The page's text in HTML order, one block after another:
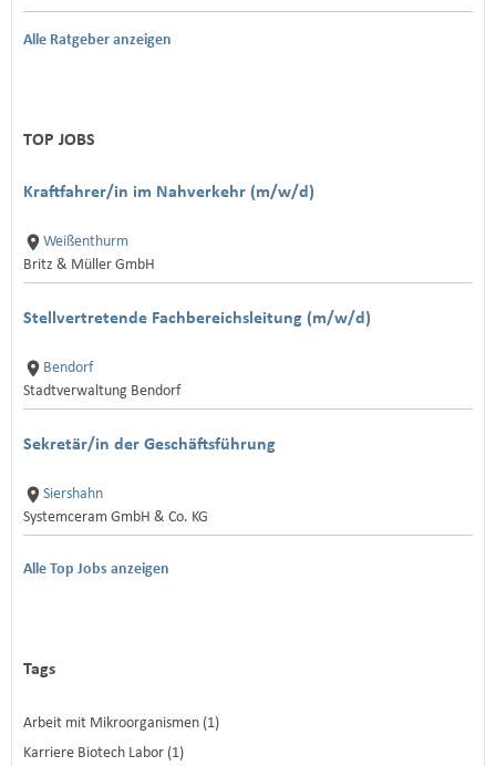
Alle Ratgeber anzeigen
TOP JOBS
Kraftfahrer/in im Nahverkehr (m/w/d)
Weißenthurm
Britz & Müller GmbH
Stellvertretende Fachbereichsleitung (m/w/d)
Bendorf
Stadtverwaltung Bendorf
Sekretär/in der Geschäftsführung
Siershahn
Systemceram GmbH & Co. KG
Alle Top Jobs anzeigen
Tags
Arbeit mit Mikroorganismen (1)
Karriere Biotech Labor (1)